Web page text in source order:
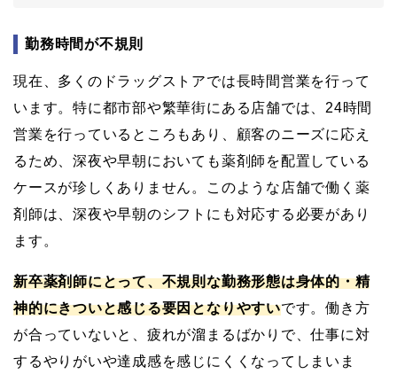
勤務時間が不規則
現在、多くのドラッグストアでは長時間営業を行って
います。特に都市部や繁華街にある店舗では、24時間
営業を行っているところもあり、顧客のニーズに応え
るため、深夜や早朝においても薬剤師を配置している
ケースが珍しくありません。このような店舗で働く薬
剤師は、深夜や早朝のシフトにも対応する必要があり
ます。
新卒薬剤師にとって、不規則な勤務形態は身体的・精
神的にきついと感じる要因となりやすいです。働き方
が合っていないと、疲れが溜まるばかりで、仕事に対
するやりがいや達成感を感じにくくなってしまいま